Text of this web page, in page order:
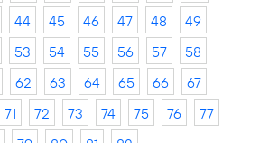
44 45 46 47 48
49
53 54 55 56 57
58
62 63 64 65 66
67
71 72 73 74 75 76
77